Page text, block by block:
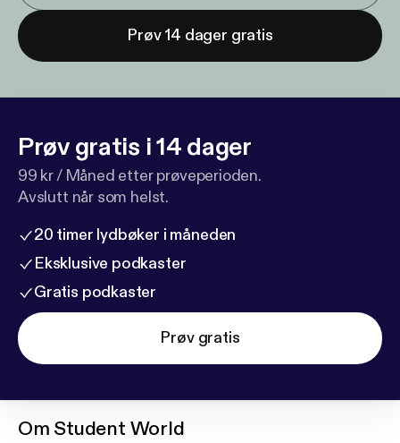
Prøv 14 dager gratis
Prøv gratis i 14 dager
99 kr / Måned etter prøveperioden.
Avslutt når som helst.
20 timer lydbøker i måneden
Eksklusive podkaster
Gratis podkaster
Prøv gratis
Om Student World